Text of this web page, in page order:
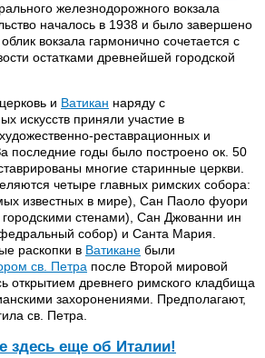
железнодорожного вокзала
началось в 1938 и было завершено
вокзала гармонично сочетается с
остатками древнейшей городской
и Ватикан наряду с
искусств приняли участие в
реставрационных и
последние годы было построено ок. 50
многие старинные церкви.
четыре главных римских собора:
известных в мире), Сан Паоло фуори
стенами), Сан Джованни ин
собор) и Санта Мария.
раскопки в Ватикане были
св. Петра после Второй мировой
открытием древнего римского кладбища
захоронениями. Предполагают,
св. Петра.
здесь еще об Италии!